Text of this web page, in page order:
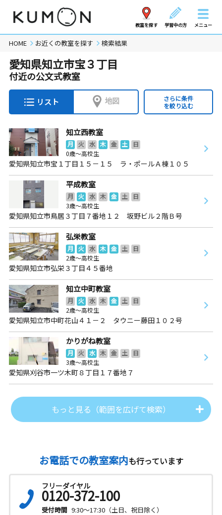
教室を探す 学習中の方 メニュー
HOME お近くの教室を探す 検索結果
愛知県知立市宝３丁目
付近の公文式教室
リスト 地図
さらに条件
を絞り込む
知立西教室
月 火 水 木 金 土
日
0歳～高校生
愛知県知立市宝１丁目１５－１５ ラ・ポールＡ棟１０５
平成教室
月 火 水 木 金 土
日
3歳～高校生
愛知県知立市鳥居３丁目７番地１２ 坂野ビル２階Ｂ号
弘栄教室
月 火 水 木 金 土
日
2歳～高校生
愛知県知立市弘栄３丁目４５番地
知立中町教室
月 火 水 木 金 土
日
2歳～高校生
愛知県知立市中町花山４１－２ タウニー藤田１０２号
かりがね教室
月 火 水 木 金 土
日
3歳～高校生
愛知県刈谷市一ツ木町８丁目１７番地７
もっと見る（範囲を広げて検索）
お電話での教室案内も行っています
フリーダイヤル
0120-372-100
受付時間 9:30～17:30（土日、祝日除く）